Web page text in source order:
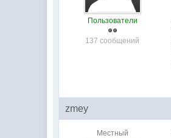
Пользователи
137 сообщений
zmey
Местный